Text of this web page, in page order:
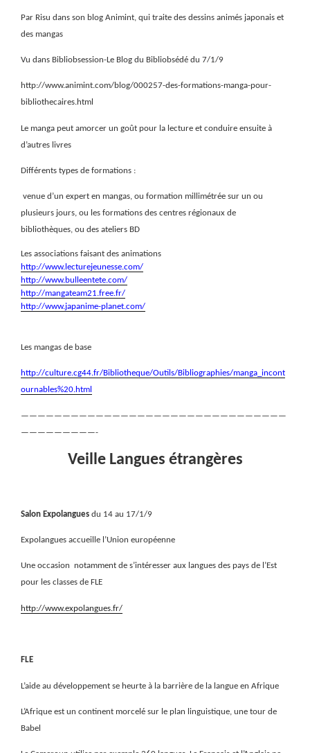
Par Risu dans son blog Animint, qui traite des dessins animés japonais et
des mangas
Vu dans Bibliobsession-Le Blog du Bibliobsédé du 7/1/9
http://www.animint.com/blog/000257-des-formations-manga-pour-
bibliothecaires.html
Le manga peut amorcer un goût pour la lecture et conduire ensuite à
d’autres livres
Différents types de formations :
venue d’un expert en mangas, ou formation millimétrée sur un ou
plusieurs jours, ou les formations des centres régionaux de
bibliothèques, ou des ateliers BD
Les associations faisant des animations
http://www.lecturejeunesse.com/
http://www.bulleentete.com/
http://mangateam21.free.fr/
http://www.japanime-planet.com/
Les mangas de base
http://culture.cg44.fr/Bibliotheque/Outils/Bibliographies/manga_incont
ournables%20.html
————————————————————————————————
—————————-
Veille Langues étrangères
Salon Expolangues du 14 au 17/1/9
Expolangues accueille l’Union européenne
Une occasion
notamment de s’intéresser aux langues des pays de l’Est
pour les classes de FLE
http://www.expolangues.fr/
FLE
L’aide au développement se heurte à la barrière de la langue en Afrique
L’Afrique est un continent morcelé sur le plan linguistique, une tour de
Babel